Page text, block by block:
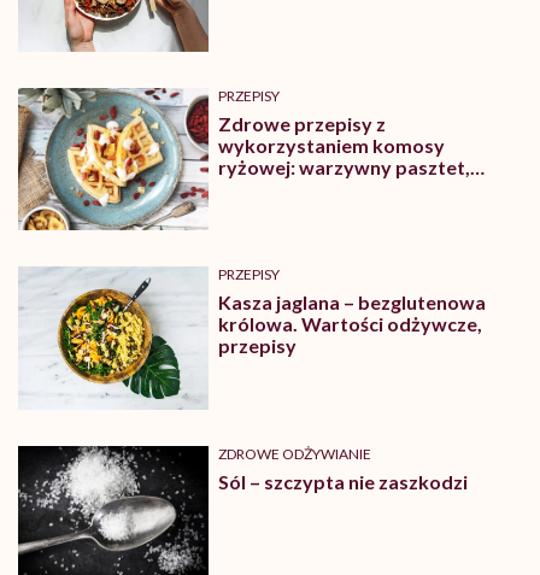
PRZEPISY
Zdrowe przepisy z
wykorzystaniem komosy
ryżowej: warzywny pasztet,
PRZEPISY
Kasza jaglana – bezglutenowa
królowa. Wartości odżywcze,
przepisy
ZDROWE ODŻYWIANIE
Sól – szczypta nie zaszkodzi